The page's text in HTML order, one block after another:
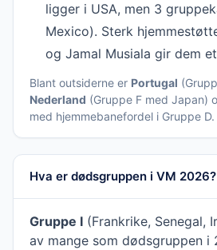
ligger i USA, men 3
Mexico). Sterk
og Jamal Musiala gir dem
Blant outsiderne er Portugal
Nederland (Gruppe F med Japan)
med hjemmebanefordel i Gruppe D.
Hva er dødsgruppen i VM 2026?
Gruppe I (Frankrike, Senegal,
av mange som dødsgruppen i